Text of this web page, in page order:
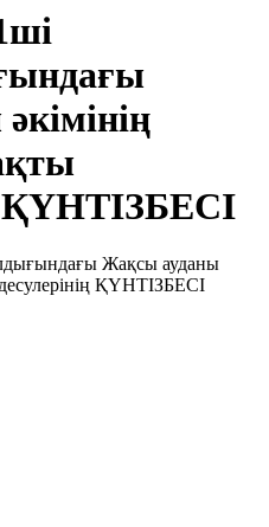
ҚҮНТІЗБЕСІ